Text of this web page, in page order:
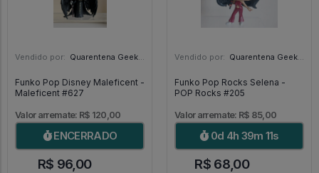
Vendido por: Quarentena Geek Store - SP
Funko Pop Disney Maleficent -
Maleficent #627
Valor arremate: R$ 120,00
ENCERRADO
R$ 96,00
Vendido por: Quarentena Geek Store - SP
Funko Pop Rocks Selena -
POP Rocks #205
Valor arremate: R$ 85,00
0d 4h 39m 9s
R$ 68,00